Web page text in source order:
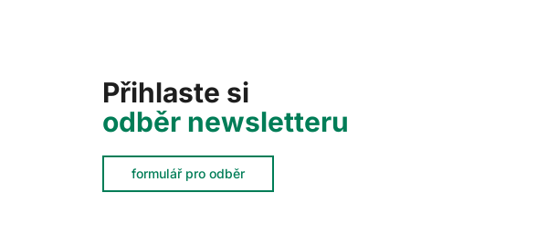
Přihlaste si
odběr newsletteru
formulář pro odběr